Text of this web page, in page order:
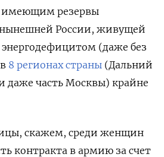
имеющим резервы
России, живущей
(даже без
8 регионах страны (Дальний
даже часть Москвы) крайне
скажем, среди женщин
контракта в армию за счет